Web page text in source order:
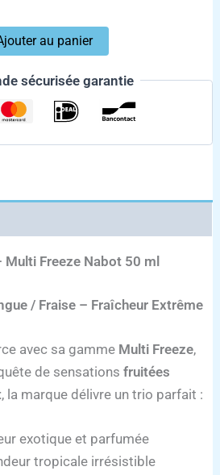
au panier
sécurisée garantie
Multi Freeze Nabot 50 ml
/ Fraise – Fraîcheur Extrême
avec sa gamme Multi Freeze,
de sensationsfruitées
, la marque délivre un trio parfait :
exotique et parfumée
tropicale irrésistible